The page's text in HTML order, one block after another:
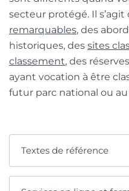
secteur protégé. Il s’agit
remarquables, des
historiques, des sites
classement, des
ayant vocation à être
futur parc national ou
Textes de référence